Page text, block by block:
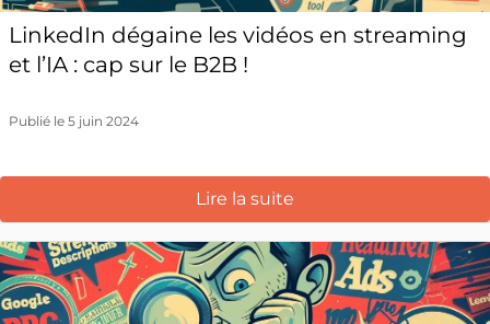
LinkedIn dégaine les vidéos en streaming
et l’IA : cap sur le B2B !
Publié le 5 juin 2024
Lire la suite